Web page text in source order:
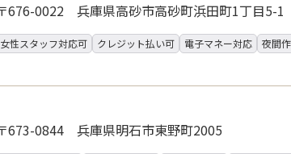
676-0022 兵庫県高砂市高砂町浜田町1丁目5-1
女性スタッフ対応可 クレジット払い可 電子マネー対応 夜間
673-0844 兵庫県明石市東野町2005